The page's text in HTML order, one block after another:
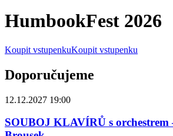
HumbookFest 2026
Koupit vstupenkuKoupit vstupenku
Doporučujeme
12.12.2027 19:00
SOUBOJ KLAVÍRŮ s